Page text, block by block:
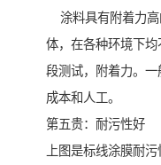
涂料具有附着力高
体，在各种环境下
段测试，附着力。
成本和人工。
第五贵：耐污性好
上图是标线涂膜耐